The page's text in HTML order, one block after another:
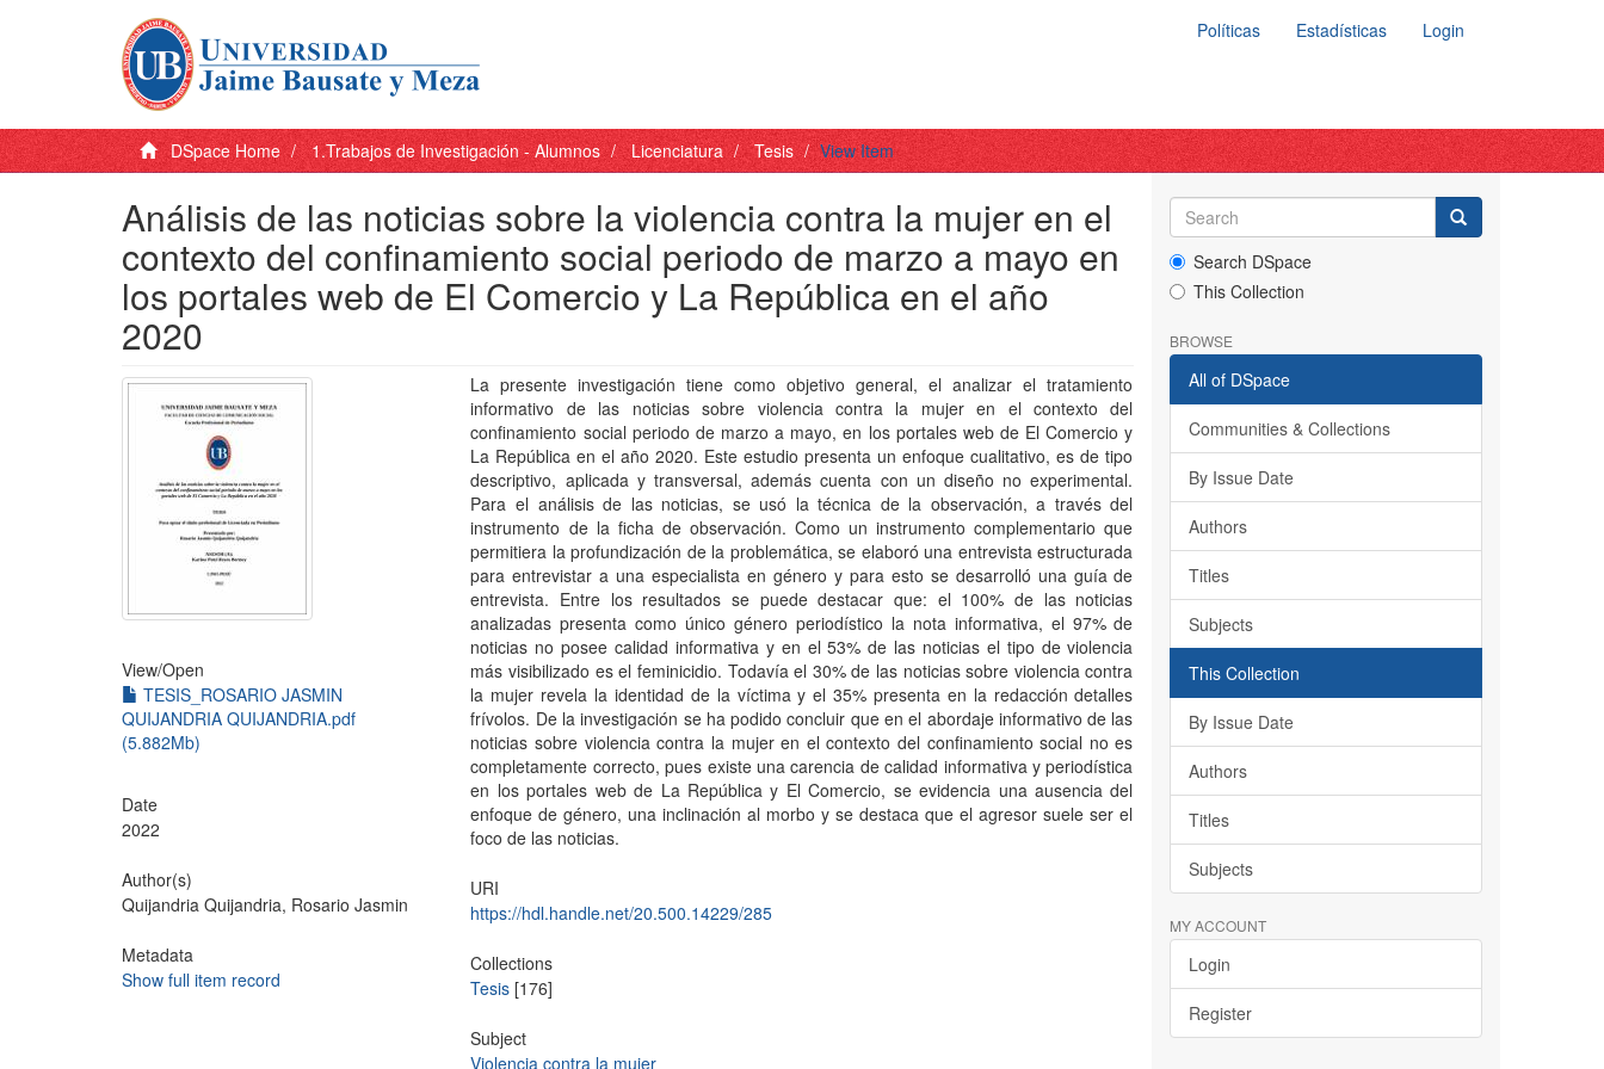
Políticas Estadísticas Login
DSpace Home 1.Trabajos de Investigación - Alumnos Licenciatura Tesis View Item
Análisis de las noticias sobre la violencia contra la mujer en el
contexto del confinamiento social periodo de marzo a mayo en
los portales web de El Comercio y La República en el año
2020
View/Open
TESIS_ROSARIO JASMIN
QUIJANDRIA QUIJANDRIA.pdf
(5.882Mb)
Date
2022
Author(s)
Quijandria Quijandria, Rosario Jasmin
Metadata
Show full item record
La presente investigación tiene como objetivo general, el analizar el tratamiento
informativo de las noticias sobre violencia contra la mujer en el contexto del
confinamiento social periodo de marzo a mayo, en los portales web de El Comercio y
La República en el año 2020. Este estudio presenta un enfoque cualitativo, es de tipo
descriptivo, aplicada y transversal, además cuenta con un diseño no experimental.
Para el análisis de las noticias, se usó la técnica de la observación, a través del
instrumento de la ficha de observación. Como un instrumento complementario que
permitiera la profundización de la problemática, se elaboró una entrevista estructurada
para entrevistar a una especialista en género y para esto se desarrolló una guía de
entrevista. Entre los resultados se puede destacar que: el 100% de las noticias
analizadas presenta como único género periodístico la nota informativa, el 97% de
noticias no posee calidad informativa y en el 53% de las noticias el tipo de violencia
más visibilizado es el feminicidio. Todavía el 30% de las noticias sobre violencia contra
la mujer revela la identidad de la víctima y el 35% presenta en la redacción detalles
frívolos. De la investigación se ha podido concluir que en el abordaje informativo de las
noticias sobre violencia contra la mujer en el contexto del confinamiento social no es
completamente correcto, pues existe una carencia de calidad informativa y periodística
en los portales web de La República y El Comercio, se evidencia una ausencia del
enfoque de género, una inclinación al morbo y se destaca que el agresor suele ser el
foco de las noticias.
URI
https://hdl.handle.net/20.500.14229/285
Collections
Tesis [176]
Subject
Violencia contra la mujer
Search DSpace
This Collection
BROWSE
All of DSpace
Communities & Collections
By Issue Date
Authors
Titles
Subjects
This Collection
By Issue Date
Authors
Titles
Subjects
MY ACCOUNT
Login
Register